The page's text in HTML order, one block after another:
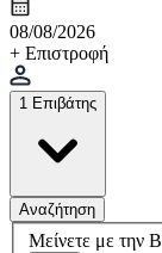
08/08/2026
+ Επιστροφή
1 Επιβάτης
Αναζήτηση
Μείνετε με την